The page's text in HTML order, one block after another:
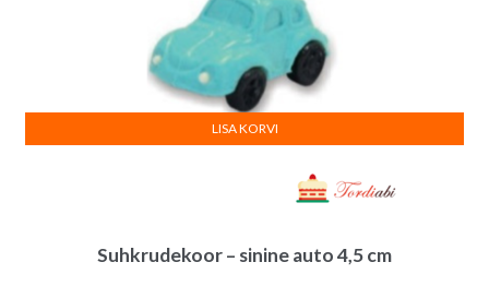
Suhkrudekoor – sinine auto 4,5 cm
LISA KORVI